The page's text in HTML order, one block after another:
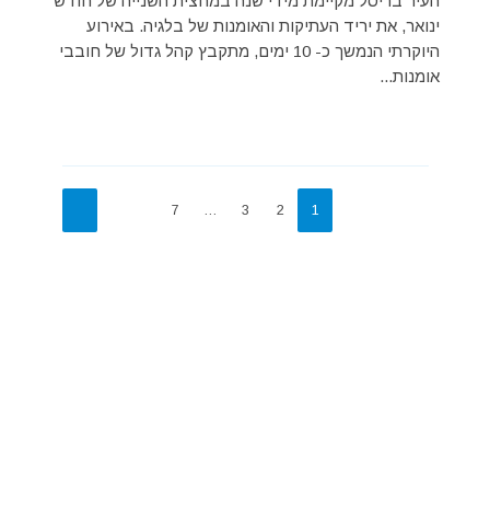
ינואר, את יריד העתיקות והאומנות של בלגיה. באירוע
היוקרתי הנמשך כ- 10 ימים, מתקבץ קהל גדול של חובבי
אומנות...
1
2
3
7